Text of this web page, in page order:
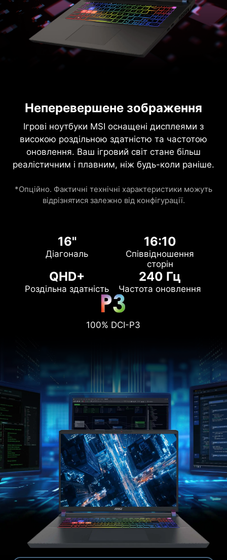
Неперевершене зображення
Ігрові ноутбуки MSI оснащені дисплеями з
високою роздільною здатністю та частотою
оновлення. Ваш ігровий світ стане більш
реалістичним і плавним, ніж будь-коли раніше.
*Опційно. Фактичні технічні характеристики можуть
відрізнятися залежно від конфігурації.
16"
Діагональ
16:10
Співвідношення
сторін
QHD+
Роздільна здатність
240 Гц
Частота оновлення
100% DCI-P3